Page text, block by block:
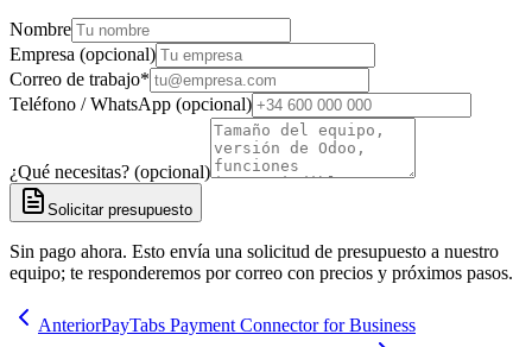
Nombre
Empresa (opcional)
Correo de trabajo*
Teléfono / WhatsApp (opcional)
¿Qué necesitas? (opcional)
Solicitar presupuesto
Sin pago ahora. Esto envía una solicitud de presupuesto a nuestro
equipo; te responderemos por correo con precios y próximos pasos.
AnteriorPayTabs Payment Connector for Business